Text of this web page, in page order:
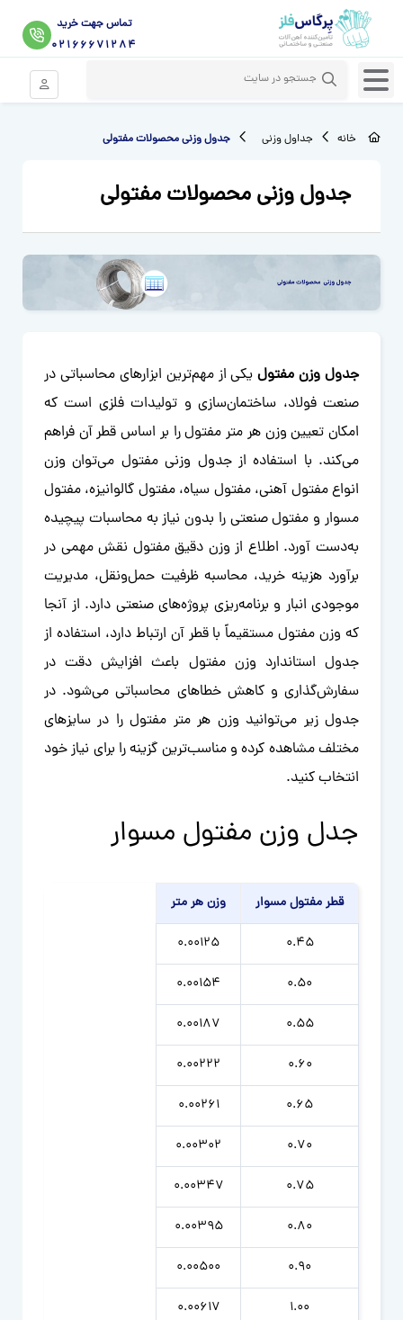
02166671284
تماس جهت خرید
ورود
خانه جداول وزنی جدول وزنی محصولات مفتولی
جدول وزنی محصولات مفتولی
جدول وزن مفتولیکی از مهم‌ترین ابزارهای محاسباتی در
صنعت فولاد، ساختمان‌سازی و تولیدات فلزی است که
امکان تعیین وزن هر متر مفتول را بر اساس قطر آن فراهم
می‌کند. با استفاده از جدول وزنی مفتول می‌توان وزن
انواع مفتول آهنی، مفتول سیاه، مفتول گالوانیزه، مفتول
مسوار و مفتول صنعتی را بدون نیاز به محاسبات پیچیده
به‌دست آورد. اطلاع از وزن دقیق مفتول نقش مهمی در
برآورد هزینه خرید، محاسبه ظرفیت حمل‌ونقل، مدیریت
موجودی انبار و برنامه‌ریزی پروژه‌های صنعتی دارد. از آنجا
که وزن مفتول مستقیماً با قطر آن ارتباط دارد، استفاده از
جدول استاندارد وزن مفتول باعث افزایش دقت در
سفارش‌گذاری و کاهش خطاهای محاسباتی می‌شود. در
جدول زیر می‌توانید وزن هر متر مفتول را در سایزهای
مختلف مشاهده کرده و مناسب‌ترین گزینه را برای نیاز خود
انتخاب کنید.
جدل وزن مفتول مسوار
قطر مفتول مسوار وزن هر متر
0.45
0.00125
0.50
0.00154
0.55
0.00187
0.60
0.00222
0.65
0.00261
0.70
0.00302
0.75
0.00347
0.80
0.00395
0.90
0.00500
1.00
0.00617